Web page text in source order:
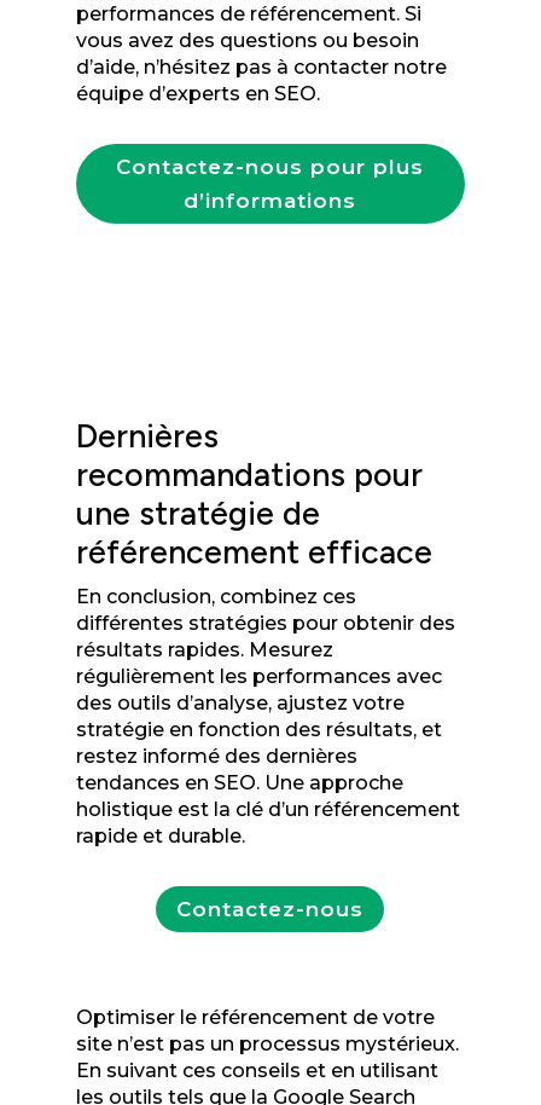
performances de référencement. Si
vous avez des questions ou besoin
d’aide, n’hésitez pas à contacter notre
équipe d’experts en SEO.
Contactez-nous pour plus
d’informations
Dernières
recommandations pour
une stratégie de
référencement efficace
En conclusion, combinez ces
différentes stratégies pour obtenir des
résultats rapides. Mesurez
régulièrement les performances avec
des outils d’analyse, ajustez votre
stratégie en fonction des résultats, et
restez informé des dernières
tendances en SEO. Une approche
holistique est la clé d’un référencement
rapide et durable.
Contactez-nous
Optimiser le référencement de votre
site n’est pas un processus mystérieux.
En suivant ces conseils et en utilisant
les outils tels que la Google Search